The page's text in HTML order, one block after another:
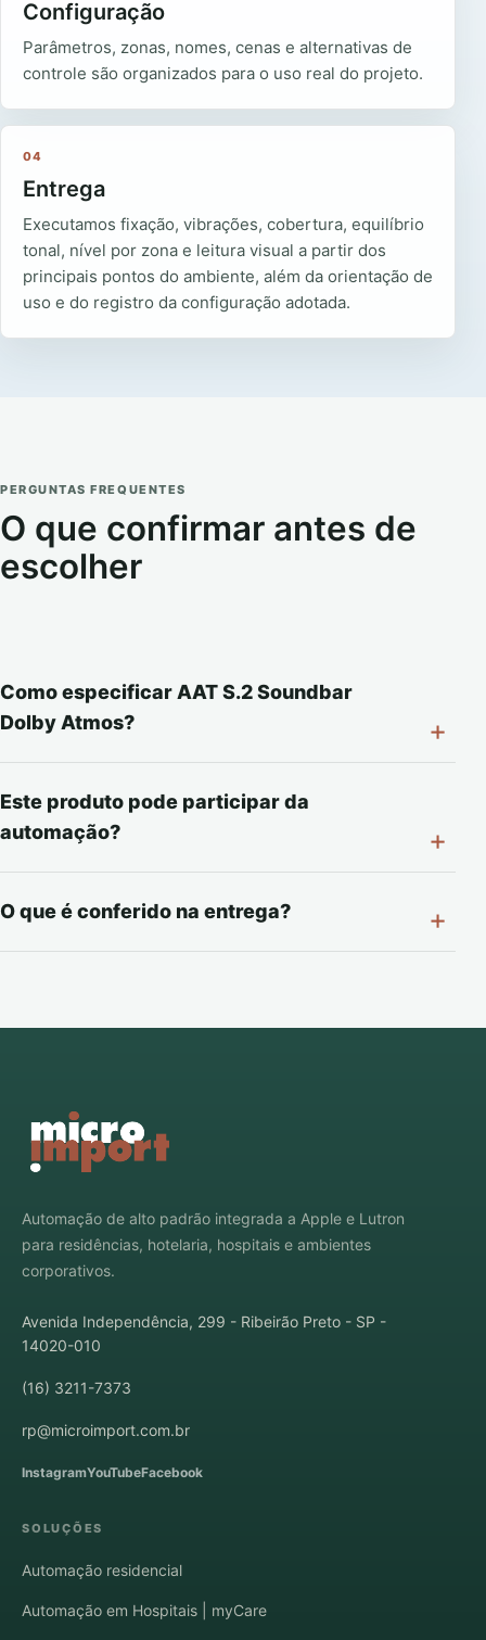
Configuração
Parâmetros, zonas, nomes, cenas e alternativas de
controle são organizados para o uso real do projeto.
04
Entrega
Executamos fixação, vibrações, cobertura, equilíbrio
tonal, nível por zona e leitura visual a partir dos
principais pontos do ambiente, além da orientação de
uso e do registro da configuração adotada.
PERGUNTAS FREQUENTES
O que confirmar antes de
escolher
Como especificar AAT S.2 Soundbar
Dolby Atmos?
Este produto pode participar da
automação?
O que é conferido na entrega?
Automação de alto padrão integrada a Apple e Lutron
para residências, hotelaria, hospitais e ambientes
corporativos.
Avenida Independência, 299 - Ribeirão Preto - SP -
14020-010
(16) 3211-7373
rp@microimport.com.br
InstagramYouTubeFacebook
SOLUÇÕES
Automação residencial
Automação em Hospitais | myCare